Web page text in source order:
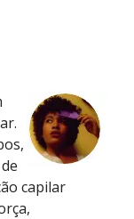
capilar